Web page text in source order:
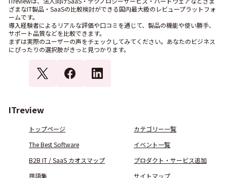
ざまなIT製品・SaaSの比較検討ができる国内最大級のレビュープラットフォ
ームです。
導入経験者によるリアルな評価や口コミを通じて、製品の機能や使い勝手、
サポート品質などを比較できます。
まずは実際のユーザーの声をチェックしてみてください。あなたのビジネス
にぴったりの選択肢がきっと見つかります。
ITreview
トップページ
カテゴリー一覧
The Best Software
イベント一覧
B2B IT / SaaS カオスマップ
プロダクト・サービス追加
用語集
サイトマップ